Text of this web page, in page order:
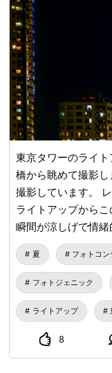
東京タワーのライ
橋から眺めて撮影
撮影しています。
ライトアップから
瞬間が涼しげで情緒
夏 フォトコン
フォトジェニック
ライトアップ
8